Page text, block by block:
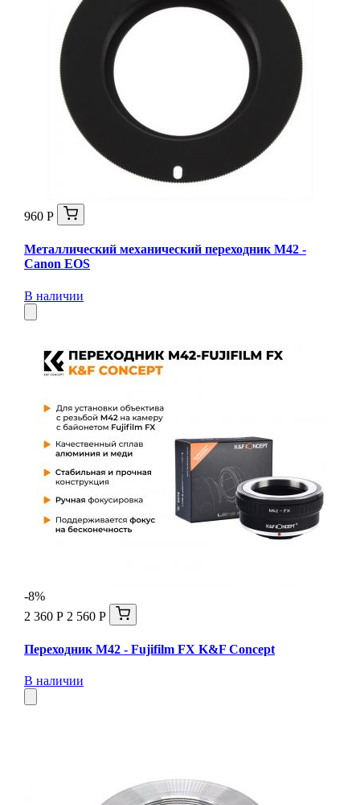
960 Р
Металлический механический переходник M42 -
Canon EOS
В наличии
-8%
2 360 Р 2 560 Р
Переходник M42 - Fujifilm FX K&F Concept
В наличии